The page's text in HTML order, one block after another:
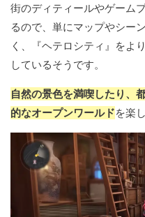
街のディティールやゲーム
るので、単にマップやシー
く、『ヘテロシティ』をよ
しているそうです。
自然の景色を満喫したり、
的なオープンワールドを楽